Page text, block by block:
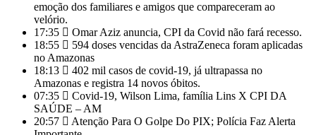
emoção dos familiares e amigos que compareceram ao
velório.
17:35
Omar Aziz anuncia, CPI da Covid não fará recesso.
18:55
594 doses vencidas da AstraZeneca foram aplicadas
no Amazonas
18:13
402 mil casos de covid-19, já ultrapassa no
Amazonas e registra 14 novos óbitos.
07:35
Covid-19, Wilson Lima, família Lins X CPI DA
SAÚDE – AM
20:57
Atenção Para O Golpe Do PIX; Polícia Faz Alerta